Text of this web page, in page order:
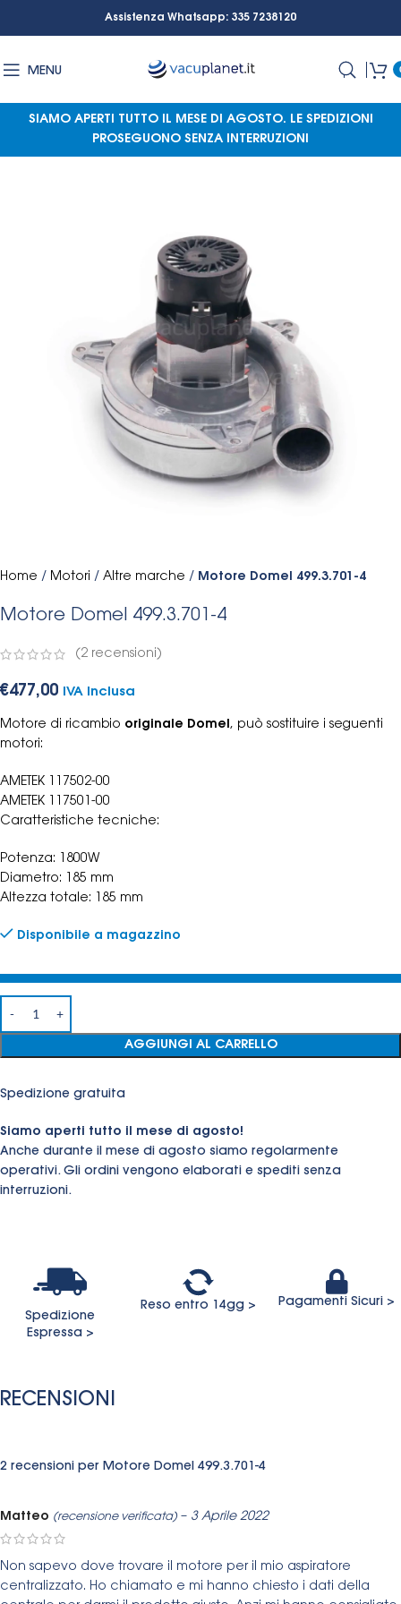
Assistenza Whatsapp: 335 7238120
MENU
SIAMO APERTI TUTTO IL MESE DI AGOSTO. LE SPEDIZIONI
PROSEGUONO SENZA INTERRUZIONI
Home / Motori / Altre marche / Motore Domel 499.3.701-4
Motore Domel 499.3.701-4
( 2 recensioni)
€477,00 IVA Inclusa
Motore di ricambio originale Domel, può sostituire i seguenti
motori:
AMETEK 117502-00
AMETEK 117501-00
Caratteristiche tecniche:
Potenza: 1800W
Diametro: 185 mm
Altezza totale: 185 mm
Disponibile a magazzino
AGGIUNGI AL CARRELLO
Spedizione gratuita
Siamo aperti tutto il mese di agosto!
Anche durante il mese di agosto siamo regolarmente
operativi. Gli ordini vengono elaborati e spediti senza
interruzioni.
Spedizione
Espressa >
Reso entro 14gg > Pagamenti Sicuri >
RECENSIONI
2 recensioni per Motore Domel 499.3.701-4
Matteo (recensione verificata) – 3 Aprile 2022
Non sapevo dove trovare il motore per il mio aspiratore
centralizzato. Ho chiamato e mi hanno chiesto i dati della